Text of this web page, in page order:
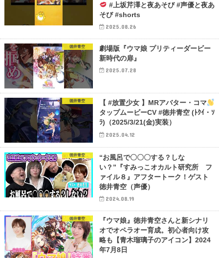
#上坂芹澤と夜あそび #声優と夜あ
そび #shorts
2025.08.26
徳井青空
劇場版『ウマ娘 プリティーダービー
新時代の扉』
2025.07.28
徳井青空
【 #放置少女 】MRアバター・コマ
タップムービーCV #徳井青空 (ﾄｸｲ・ｿ
ﾗ)（2025/3/21(金)実装）
2025.04.12
徳井青空
“お風呂で〇〇〇する？しな
い？”『すみっこオカルト研究所 フ
ァイル８』アフタートーク！ゲスト
徳井青空（声優）
2024.08.19
徳井青空
『ウマ娘』徳井青空さんと新シナリ
オでオペラオー育成。初心者向け攻
略も【青木瑠璃子のアイコン】2024
年7月8日